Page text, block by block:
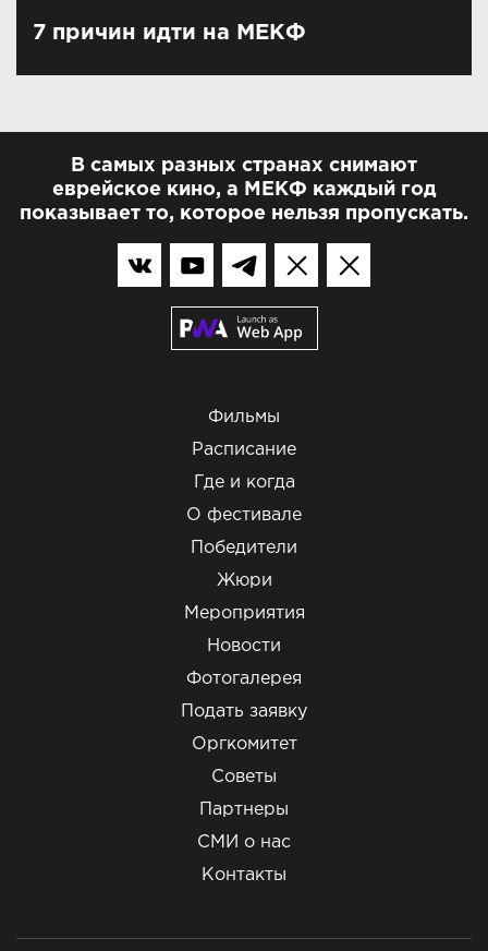
7 причин идти на МЕКФ
В самых разных странах снимают
еврейское кино, а МЕКФ каждый год
показывает то, которое нельзя пропускать.
Фильмы
Расписание
Где и когда
О фестивале
Победители
Жюри
Мероприятия
Новости
Фотогалерея
Подать заявку
Оргкомитет
Советы
Партнеры
СМИ о нас
Контакты